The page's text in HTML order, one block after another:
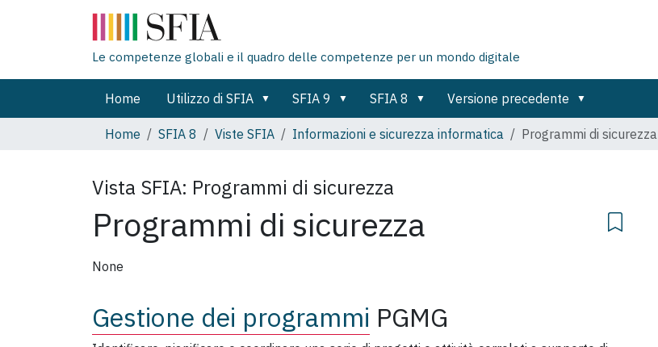
Le competenze globali e il quadro delle competenze per un mondo digitale
Home Utilizzo di SFIA SFIA 9 SFIA 8 Versione precedente
Home
SFIA 8 Viste SFIA Informazioni e sicurezza informatica Programmi di sicurezza
Vista SFIA: Programmi di sicurezza
Programmi di sicurezza
None
Gestione dei programmi PGMG